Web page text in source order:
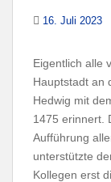
16. Juli 2023
Eigentlich alle
Hauptstadt an
Hedwig mit
1475 erinnert.
Aufführung
unterstützte
Kollegen erst